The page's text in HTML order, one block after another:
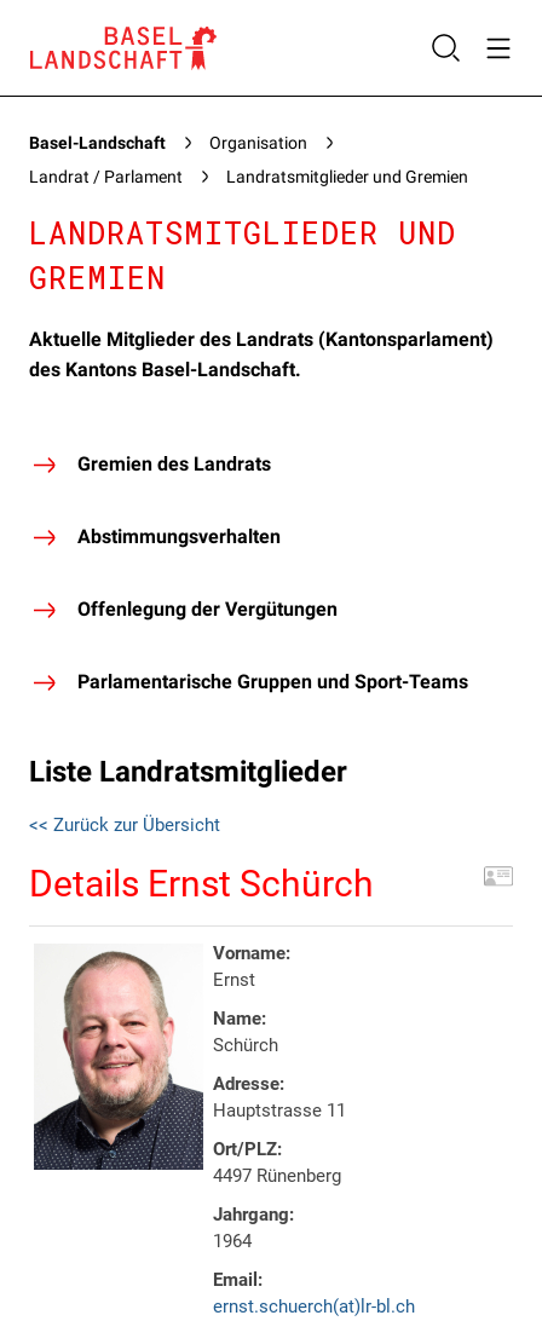
Basel-Landschaft
Organisation
Landrat / Parlament
Landratsmitglieder und Gremien
LANDRATSMITGLIEDER UND
GREMIEN
Aktuelle Mitglieder des Landrats (Kantonsparlament)
des Kantons Basel-Landschaft.
Gremien des Landrats
Abstimmungsverhalten
Offenlegung der Vergütungen
Parlamentarische Gruppen und Sport-Teams
Liste Landratsmitglieder